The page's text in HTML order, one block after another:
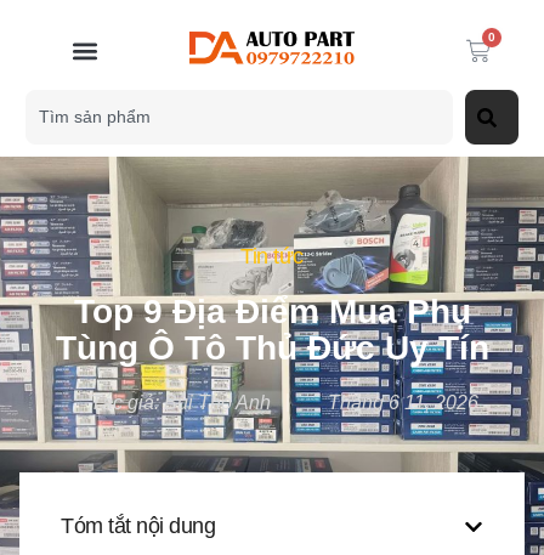
0
Tin tức
Top 9 Địa Điểm Mua Phụ
Tùng Ô Tô Thủ Đức Uy Tín
Tác giả:Bùi Thọ Anh Tháng 6 11, 2026
Tóm tắt nội dung